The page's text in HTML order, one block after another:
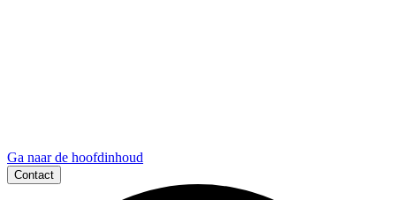
Ga naar de hoofdinhoud
Contact